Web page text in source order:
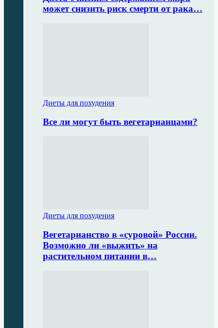
может снизить риск смерти от рака…
Диеты для похудения
Все ли могут быть вегетарианцами?
Диеты для похудения
Вегетарианство в «суровой» России.
Возможно ли «выжить» на
растительном питании в…